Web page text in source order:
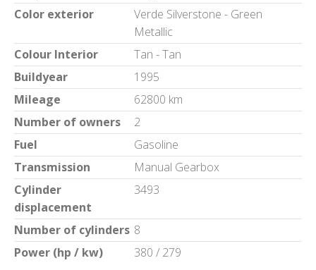
Color exterior
Verde Silverstone - Green
Metallic
Colour Interior
Tan - Tan
Buildyear
1995
Mileage
62800 km
Number of owners
2
Fuel
Gasoline
Transmission
Manual Gearbox
Cylinder
displacement
3493
Number of cylinders 8
Power (hp / kw)
380 / 279